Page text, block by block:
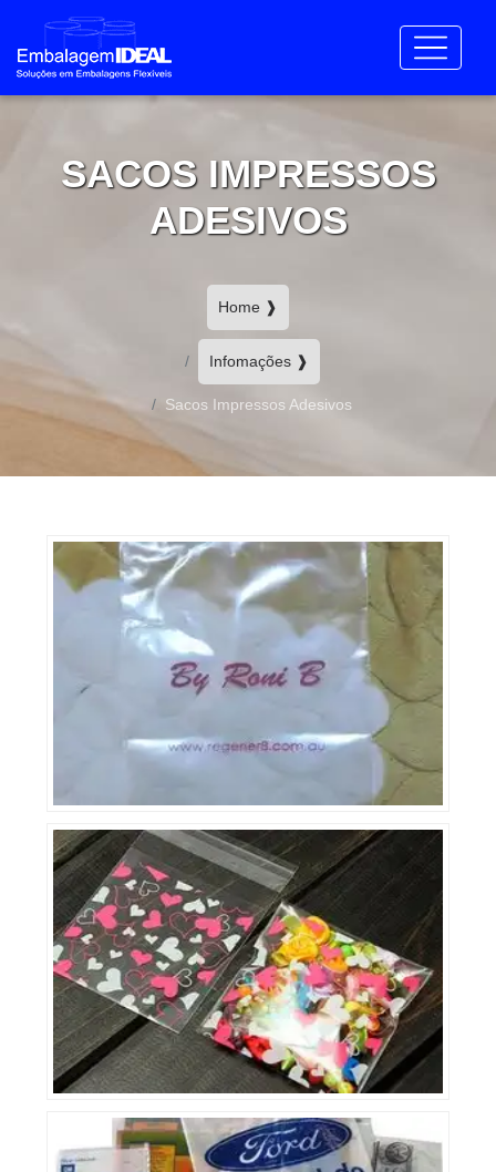
SACOS IMPRESSOS
ADESIVOS
Home ❱
Infomações ❱
Sacos Impressos Adesivos